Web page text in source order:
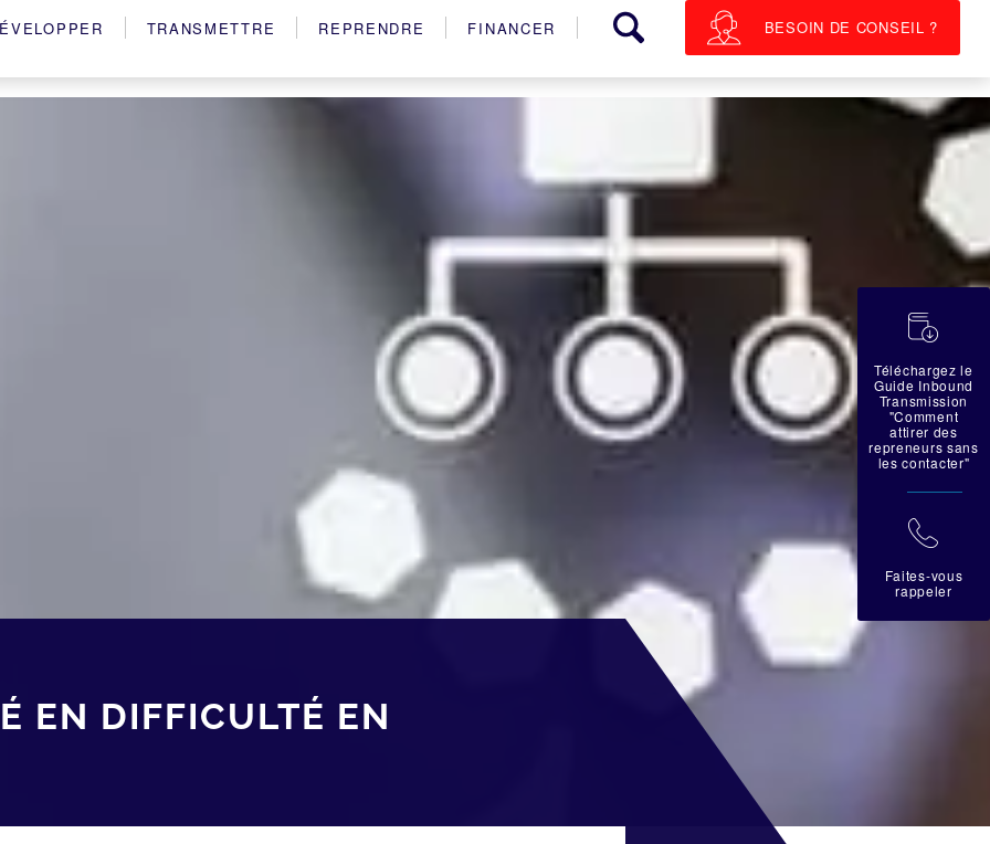
TRANSMETTRE REPRENDRE FINANCER BESOIN DE CONSEIL ?
EN DIFFICULTÉ EN
蠟
Téléchargez le
Guide Inbound
Transmission
"Comment
attirer des
repreneurs sans
les contacter"
拉
Faites-vous
rappeler